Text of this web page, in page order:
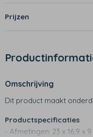
Prijzen
Omschrijving
Dit product maakt
Productspecificaties
- Afmetingen: 23 x 16,9 x